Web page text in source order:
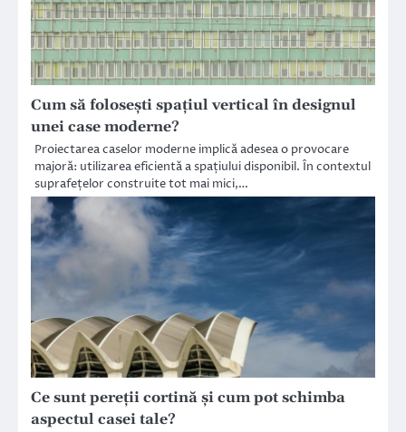
Cum să folosești spațiul vertical în designul
unei case moderne?
Proiectarea caselor moderne implică adesea o provocare
majoră: utilizarea eficientă a spațiului disponibil. În contextul
suprafețelor construite tot mai mici,…
Ce sunt pereții cortină și cum pot schimba
aspectul casei tale?